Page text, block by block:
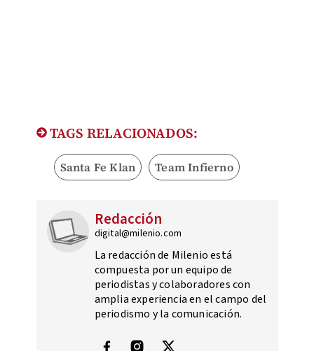
TAGS RELACIONADOS:
Santa Fe Klan Team Infierno
Redacción
digital@milenio.com
La redacción de Milenio está
compuesta por un equipo de
periodistas y colaboradores con
amplia experiencia en el campo del
periodismo y la comunicación.